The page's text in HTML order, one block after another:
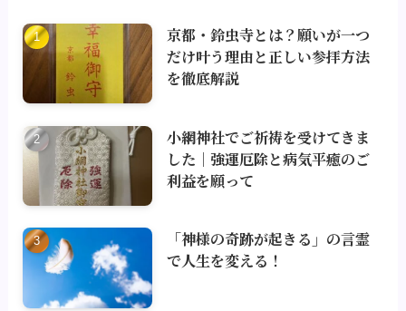
京都・鈴虫寺とは？願いが一つ
だけ叶う理由と正しい参拝方法
を徹底解説
小網神社でご祈祷を受けてきま
した｜強運厄除と病気平癒のご
利益を願って
「神様の奇跡が起きる」の言霊
で人生を変える！